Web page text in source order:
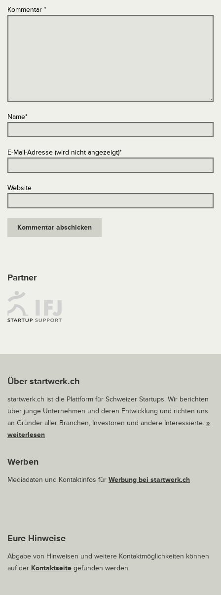
Kommentar *
Name*
E-Mail-Adresse (wird nicht angezeigt)*
Website
Partner
Über startwerk.ch
startwerk.ch ist die Plattform für Schweizer Startups. Wir berichten
über junge Unternehmen und deren Entwicklung und richten uns
an Gründer aller Branchen, Investoren und andere Interessierte. »
weiterlesen
Werben
Mediadaten und Kontaktinfos für Werbung bei startwerk.ch
Eure Hinweise
Abgabe von Hinweisen und weitere Kontaktmöglichkeiten können
auf der Kontaktseite gefunden werden.